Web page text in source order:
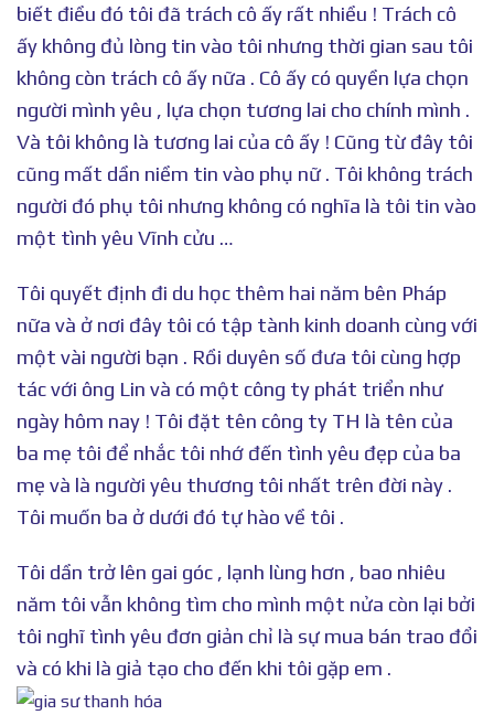
biết điều đó tôi đã trách cô ấy rất nhiều ! Trách cô
ấy không đủ lòng tin vào tôi nhưng thời gian sau tôi
không còn trách cô ấy nữa . Cô ấy có quyền lựa chọn
người mình yêu , lựa chọn tương lai cho chính mình .
Và tôi không là tương lai của cô ấy ! Cũng từ đây tôi
cũng mất dần niềm tin vào phụ nữ . Tôi không trách
người đó phụ tôi nhưng không có nghĩa là tôi tin vào
một tình yêu Vĩnh cửu …
Tôi quyết định đi du học thêm hai năm bên Pháp
nữa và ở nơi đây tôi có tập tành kinh doanh cùng với
một vài người bạn . Rồi duyên số đưa tôi cùng hợp
tác với ông Lin và có một công ty phát triển như
ngày hôm nay ! Tôi đặt tên công ty TH là tên của
ba mẹ tôi để nhắc tôi nhớ đến tình yêu đẹp của ba
mẹ và là người yêu thương tôi nhất trên đời này .
Tôi muốn ba ở dưới đó tự hào về tôi .
Tôi dần trở lên gai góc , lạnh lùng hơn , bao nhiêu
năm tôi vẫn không tìm cho mình một nửa còn lại bởi
tôi nghĩ tình yêu đơn giản chỉ là sự mua bán trao đổi
và có khi là giả tạo cho đến khi tôi gặp em .